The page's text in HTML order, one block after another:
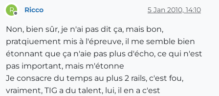
R Ricco 5 Jan 2010, 14:10
Non, bien sûr, je n'ai pas dit ça, mais bon,
pratqiuement mis à l'épreuve, il me semble bien
étonnant que ça n'aie pas plus d'écho, ce qui n'est
pas important, mais m'étonne
Je consacre du temps au plus 2 rails, c'est fou,
vraiment, TIG a du talent, lui, il en a c'est